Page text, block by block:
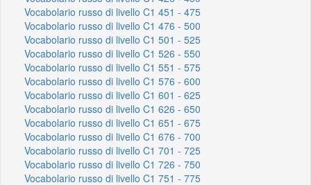
Vocabolario russo di livello C1 451 - 475
Vocabolario russo di livello C1 476 - 500
Vocabolario russo di livello C1 501 - 525
Vocabolario russo di livello C1 526 - 550
Vocabolario russo di livello C1 551 - 575
Vocabolario russo di livello C1 576 - 600
Vocabolario russo di livello C1 601 - 625
Vocabolario russo di livello C1 626 - 650
Vocabolario russo di livello C1 651 - 675
Vocabolario russo di livello C1 676 - 700
Vocabolario russo di livello C1 701 - 725
Vocabolario russo di livello C1 726 - 750
Vocabolario russo di livello C1 751 - 775